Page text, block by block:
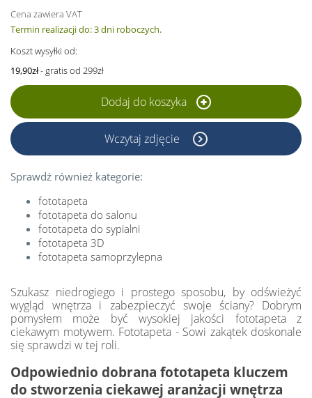
Cena zawiera VAT
Termin realizacji do: 3 dni roboczych.
Koszt wysyłki od:
19,90zł- gratis od 299zł
Dodaj do koszyka
Wczytaj zdjęcie
Sprawdź również kategorie:
fototapeta
fototapeta do salonu
fototapeta do sypialni
fototapeta 3D
fototapeta samoprzylepna
Szukasz niedrogiego i prostego sposobu, by odświeżyć
wygląd wnętrza i zabezpieczyć swoje ściany? Dobrym
pomysłem może być wysokiej jakości fototapeta z
ciekawym motywem. Fototapeta - Sowi zakątek doskonale
się sprawdzi w tej roli.
Odpowiednio dobrana fototapeta kluczem
do stworzenia ciekawej aranżacji wnętrza